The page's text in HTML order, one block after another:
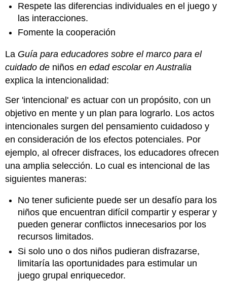
Respete las diferencias individuales en el juego y
las interacciones.
Fomente la cooperación
La Guía para educadores sobre el marco para el
cuidado de niñosen edad escolar en Australia
explica la intencionalidad:
Ser 'intencional' es actuar con un propósito, con un
objetivo en mente y un plan para lograrlo. Los actos
intencionales surgen del pensamiento cuidadoso y
en consideración de los efectos potenciales. Por
ejemplo, al ofrecer disfraces, los educadores ofrecen
una amplia selección. Lo cual es intencional de las
siguientes maneras:
No tener suficiente puede ser un desafío para los
niños que encuentran difícil compartir y esperar y
pueden generar conflictos innecesarios por los
recursos limitados.
Si solo uno o dos niños pudieran disfrazarse,
limitaría las oportunidades para estimular un
juego grupal enriquecedor.